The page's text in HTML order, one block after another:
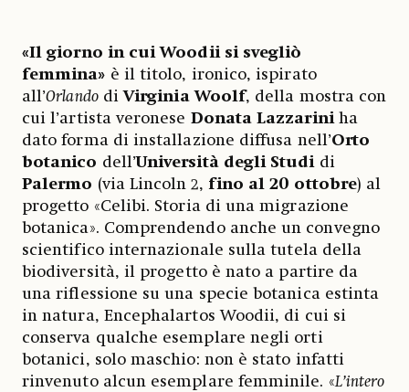
«Il giorno in cui Woodii si svegliò
femmina» è il titolo, ironico, ispirato
all’OrlandodiVirginia Woolf, della mostra con
cui l’artista veronese Donata Lazzariniha
dato forma di installazione diffusa nell’Orto
botanico dell’Università degli Studi di
Palermo (via Lincoln 2, fino al 20 ottobre) al
progetto «Celibi. Storia di una migrazione
botanica». Comprendendo anche un convegno
scientifico internazionale sulla tutela della
biodiversità, il progetto è nato a partire da
una riflessione su una specie botanica estinta
in natura, Encephalartos Woodii, di cui si
conserva qualche esemplare negli orti
botanici, solo maschio: non è stato infatti
rinvenuto alcun esemplare femminile. «L’intero